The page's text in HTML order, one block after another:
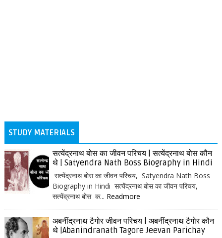
STUDY MATERIALS
सत्येंद्रनाथ बोस का जीवन परिचय | सत्येंद्रनाथ बोस कौन
थे | Satyendra Nath Boss Biography in Hindi
सत्येंद्रनाथ बोस का जीवन परिचय, Satyendra Nath Boss
Biography in Hindi सत्येंद्रनाथ बोस का जीवन परिचय,
सत्येंद्रनाथ बोस क... Readmore
अबनींद्रनाथ टैगोर जीवन परिचय | अबनींद्रनाथ टैगोर कौन
थे |Abanindranath Tagore Jeevan Parichay